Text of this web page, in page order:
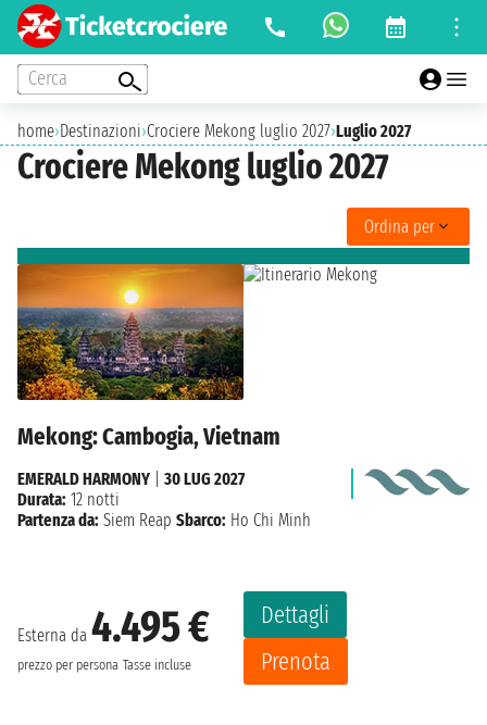
Cerca
home›Destinazioni›Crociere Mekong luglio 2027›Luglio 2027
Crociere Mekong luglio 2027
Ordina per
Mekong: Cambogia, Vietnam
Esterna da 4.495 €
prezzo per persona Tasse incluse
Dettagli
Prenota
EMERALD HARMONY
30 LUG 2027
Durata: 12 notti
Partenza da: Siem Reap Sbarco: Ho Chi Minh